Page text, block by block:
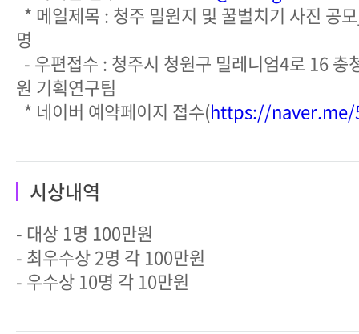
* 메일제목 : 청주 밀원지 및 꿀벌치기 사진 공
명
- 우편접수 : 청주시 청원구 밀레니엄4로 16 충
원 기획연구팀
* 네이버 예약페이지 접수(https://naver.me/
시상내역
- 대상 1명 100만원
- 최우수상 2명 각 100만원
- 우수상 10명 각 10만원